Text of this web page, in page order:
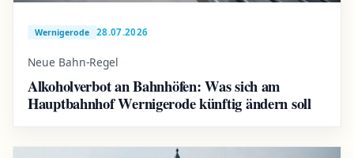
Wernigerode 28.07.2026
Neue Bahn-Regel
Alkoholverbot an Bahnhöfen: Was sich am
Hauptbahnhof Wernigerode künftig ändern soll